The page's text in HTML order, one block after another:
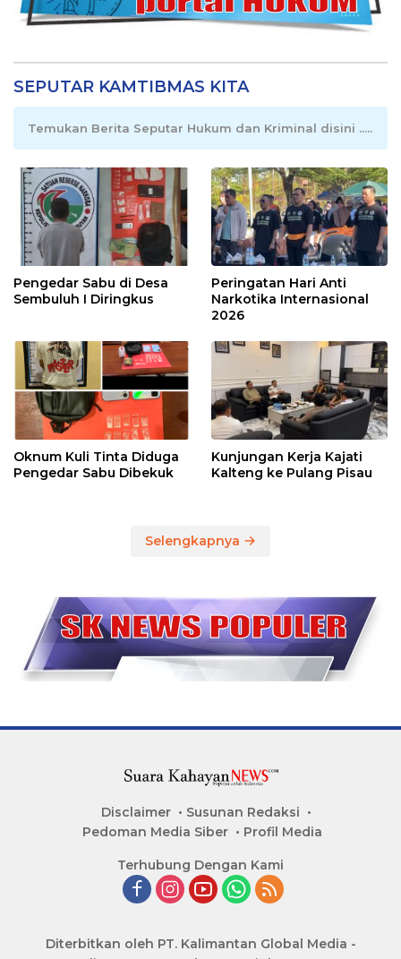
SEPUTAR KAMTIBMAS KITA
Temukan Berita Seputar Hukum dan Kriminal disini .....
Pengedar Sabu di Desa
Sembuluh I Diringkus
Peringatan Hari Anti
Narkotika Internasional
2026
Oknum Kuli Tinta Diduga
Pengedar Sabu Dibekuk
Kunjungan Kerja Kajati
Kalteng ke Pulang Pisau
Selengkapnya
Disclaimer
Susunan Redaksi
Pedoman Media Siber
Profil Media
Terhubung Dengan Kami
Diterbitkan oleh PT. Kalimantan Global Media -